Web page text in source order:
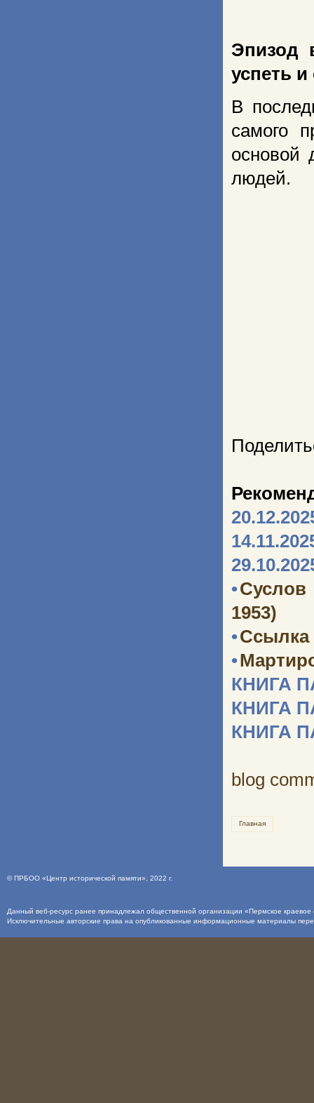
Эпизод
успеть и
В
самого
основой
людей.
•
1953)
•Ссылка
•
КНИГА
КНИГА
КНИГА
blog
Главная
©ПРБОО «Центр исторической памяти» , 2022 г.
Данный веб-ресурс ранее принадлежал общественной организации «Пермское
Исключительные авторские права на опубликованные информационные материалы